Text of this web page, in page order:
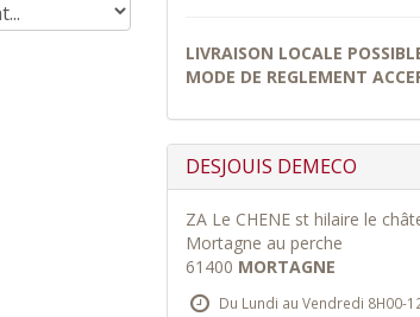
LIVRAISON LOCALE
MODE DE REGLEMENT
DESJOUIS DEMECO
ZA Le CHENE st hilaire le
Mortagne au perche
61400 MORTAGNE
Du Lundi au Vendredi 8H00-